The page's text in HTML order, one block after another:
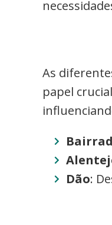
As
papel
Dão: